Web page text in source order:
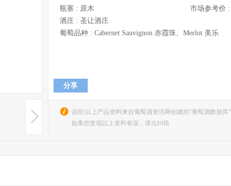
瓶塞 : 原木 市场参考价 :
酒庄 : 圣让酒庄
葡萄品种 : Cabernet Sauvignon 赤霞珠、 Merlot 美乐
分享
说明:以上产品资料来自葡萄酒资讯网创建的"葡萄酒数据库"
如果您发现以上资料有误，请点纠错